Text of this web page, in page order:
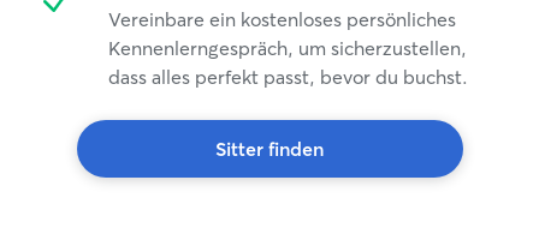
Vereinbare ein kostenloses persönliches
Kennenlerngespräch, um sicherzustellen,
dass alles perfekt passt, bevor du buchst.
Sitter finden